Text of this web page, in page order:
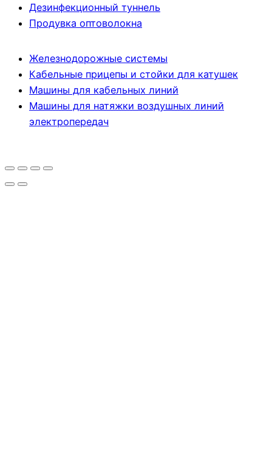
Дезинфекционный туннель
Продувка оптоволокна
Железнодорожные системы
Кабельные прицепы и стойки для катушек
Машины для кабельных линий
Машины для натяжки воздушных линий
электропередач